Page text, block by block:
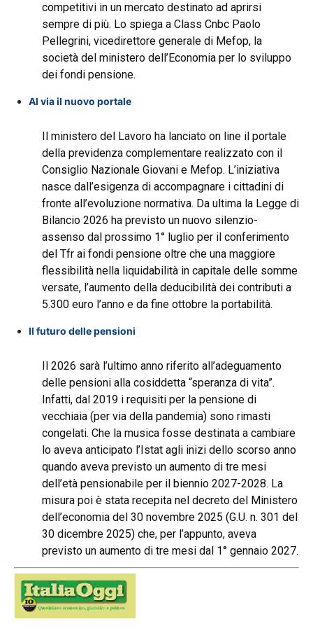
competitivi in un mercato destinato ad aprirsi
sempre di più. Lo spiega a Class Cnbc Paolo
Pellegrini, vicedirettore generale di Mefop, la
società del ministero dell’Economia per lo sviluppo
dei fondi pensione.
Al via il nuovo portale
Il ministero del Lavoro ha lanciato on line il portale
della previdenza complementare realizzato con il
Consiglio Nazionale Giovani e Mefop. L’iniziativa
nasce dall’esigenza di accompagnare i cittadini di
fronte all’evoluzione normativa. Da ultima la Legge di
Bilancio 2026 ha previsto un nuovo silenzio-
assenso dal prossimo 1° luglio per il conferimento
del Tfr ai fondi pensione oltre che una maggiore
flessibilità nella liquidabilità in capitale delle somme
versate, l’aumento della deducibilità dei contributi a
5.300 euro l’anno e da fine ottobre la portabilità.
Il futuro delle pensioni
Il 2026 sarà l’ultimo anno riferito all’adeguamento
delle pensioni alla cosiddetta “speranza di vita”.
Infatti, dal 2019 i requisiti per la pensione di
vecchiaia (per via della pandemia) sono rimasti
congelati. Che la musica fosse destinata a cambiare
lo aveva anticipato l’Istat agli inizi dello scorso anno
quando aveva previsto un aumento di tre mesi
dell’età pensionabile per il biennio 2027-2028. La
misura poi è stata recepita nel decreto del Ministero
dell’economia del 30 novembre 2025 (G.U. n. 301 del
30 dicembre 2025) che, per l’appunto, aveva
previsto un aumento di tre mesi dal 1° gennaio 2027.